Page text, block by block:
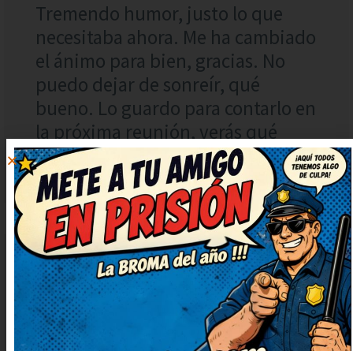
Tremendo humor, justo lo que
necesitaba ahora. Me ha cambiado
el ánimo para bien, gracias. No
puedo dejar de sonreír, qué
bueno. Lo guardo para contarlo en
la próxima reunión, verás qué
risas.
DIEGO
10 mayo, 2023 at
RESPONDER